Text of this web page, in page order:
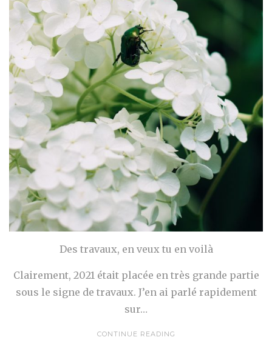
Des travaux, en veux tu en voilà
Clairement, 2021 était placée en très grande partie
sous le signe de travaux. J’en ai parlé rapidement
sur…
CONTINUE READING